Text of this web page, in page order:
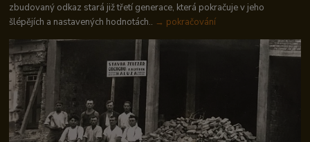
zbudovaný odkaz stará již třetí generace, která pokračuje v jeho
šlépějích a nastavených hodnotách.. → pokračování